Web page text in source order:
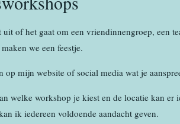
of het gaat om een vriendinnengroep, een
we een feestje.
mijn website of social media wat je
workshop je kiest en de locatie kan er
ik iedereen voldoende aandacht geven.